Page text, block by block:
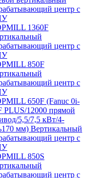
центр с
1360F
центр с
850F
центр с
650F (Fanuc 0i-
PLUS/12000 прямой
5,5/7,5 кВт/4-
мм) Вертикальный
центр с
850S
центр с